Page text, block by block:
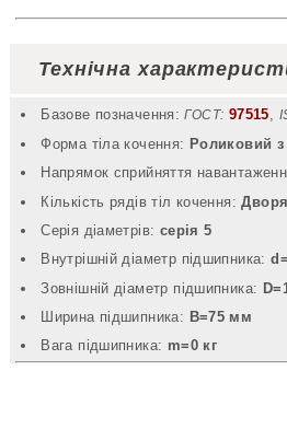
Технічна
Базове позначення: ГОСТ: 97515,
Форма тіла кочення: Роликовий
Напрямок сприйняття
Кількість рядів тіл кочення:
Серія діаметрів: серія 5
Внутрішній діаметр підшипника:
Зовнішній діаметр підшипника:
Ширина підшипника: B=75 мм
Вага підшипника: m=0 кг